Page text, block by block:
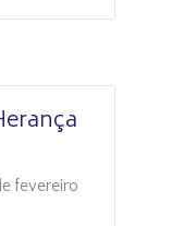
fevereiro